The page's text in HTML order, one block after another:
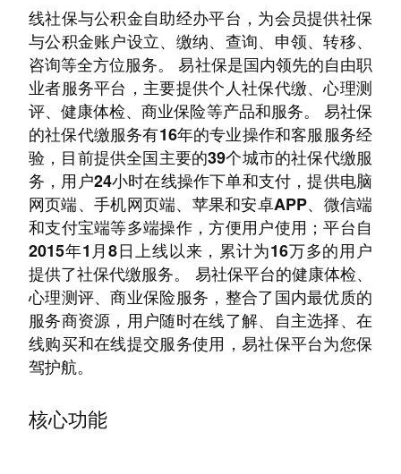
线社保与公积金自助经办平台，为会员提供社保
与公积金账户设立、缴纳、查询、申领、转移、
咨询等全方位服务。 易社保是国内领先的自由职
业者服务平台，主要提供个人社保代缴、心理测
评、健康体检、商业保险等产品和服务。 易社保
的社保代缴服务有16年的专业操作和客服服务经
验，目前提供全国主要的39个城市的社保代缴服
务，用户24小时在线操作下单和支付，提供电脑
网页端、手机网页端、苹果和安卓APP、微信端
和支付宝端等多端操作，方便用户使用；平台自
2015年1月8日上线以来，累计为16万多的用户
提供了社保代缴服务。 易社保平台的健康体检、
心理测评、商业保险服务，整合了国内最优质的
服务商资源，用户随时在线了解、自主选择、在
线购买和在线提交服务使用，易社保平台为您保
驾护航。
核心功能